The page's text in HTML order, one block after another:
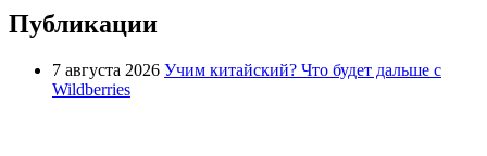
Публикации
7 августа 2026 Учим китайский? Что будет дальше с
Wildberries